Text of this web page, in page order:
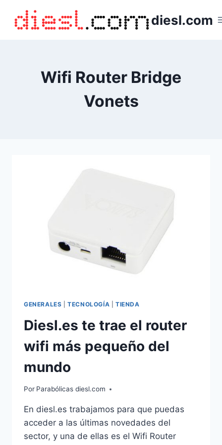
contenido
diesl.com
Wifi Router Bridge
Vonets
GENERALES |TECNOLOGÍA TIENDA
Diesl.es te trae el router
wifi más pequeño del
mundo
Por Parabólicas diesl.com
En diesl.es trabajamos para que puedas
acceder a las últimas novedades del
sector, y una de ellas es el Wifi Router